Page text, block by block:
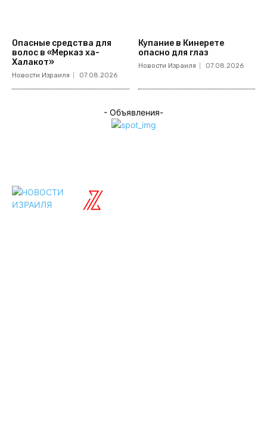
Опасные средства для
волос в «Мерказ ха-
Халакот»
Новости Израиля 07.08.2026
Купание в Кинерете
опасно для глаз
Новости Израиля 07.08.2026
- Объявления-